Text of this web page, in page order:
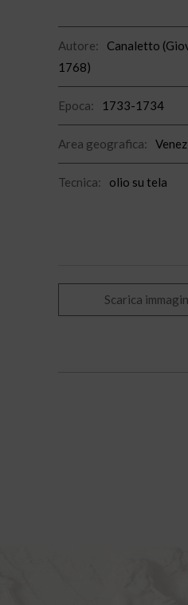
Autore:
Canaletto
1768)
Epoca: 1733-1734
Area geografica:
Tecnica: olio su tela
Scarica